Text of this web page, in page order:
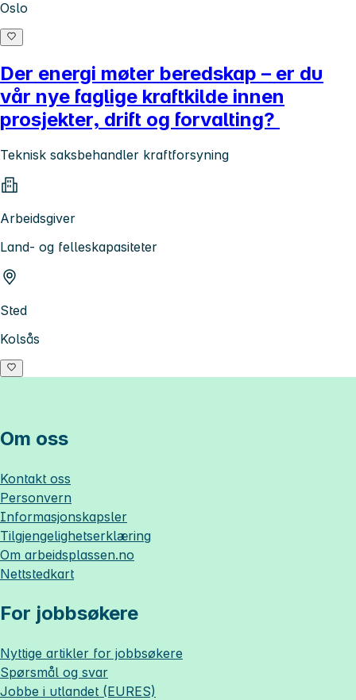
Oslo
Der energi møter beredskap – er du
vår nye faglige kraftkilde innen
prosjekter, drift og forvalting?
Teknisk saksbehandler kraftforsyning
Arbeidsgiver
Land- og felleskapasiteter
Sted
Kolsås
Om oss
Kontakt oss
Personvern
Informasjonskapsler
Tilgjengelighetserklæring
Om arbeidsplassen.no
Nettstedkart
For jobbsøkere
Nyttige artikler for jobbsøkere
Spørsmål og svar
Jobbe i utlandet (EURES)